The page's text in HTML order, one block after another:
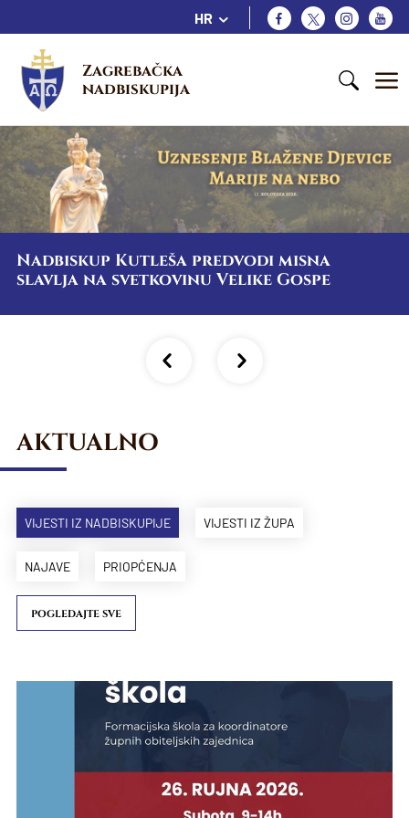
HR
Zagrebačka
nadbiskupija
Nadbiskup Kutleša predvodi misna
slavlja na svetkovinu Velike Gospe
AKTUALNO
VIJESTI IZ NADBISKUPIJE VIJESTI IZ ŽUPA
NAJAVE PRIOPĆENJA
POGLEDAJTE SVE